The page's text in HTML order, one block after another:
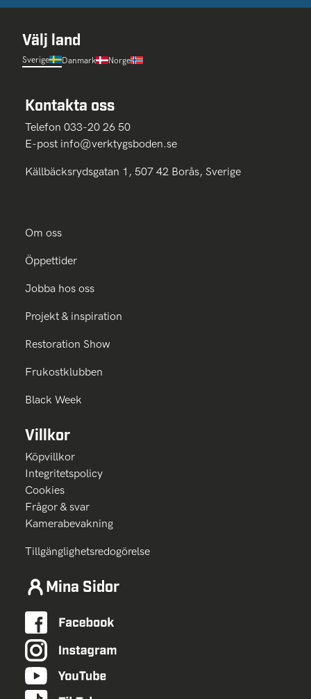
Välj land
Sverige Danmark Norge
Kontakta oss
Telefon 033-20 26 50
E-post info@verktygsboden.se
Källbäcksrydsgatan 1, 507 42 Borås, Sverige
Om oss
Öppettider
Jobba hos oss
Projekt & inspiration
Restoration Show
Frukostklubben
Black Week
Villkor
Köpvillkor
Integritetspolicy
Cookies
Frågor & svar
Kamerabevakning
Tillgänglighetsredogörelse
Mina Sidor